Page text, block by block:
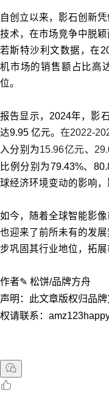
自创立以来，影石创新凭
技术，在市场竞争中脱
若斯特沙利文数据，在
机市场的销售额占比高
位。
报告显示，2024年，影
达9.95 亿元。 在2022-
入分别为15.96亿元、
比例分别为79.43%、
球经济环境变动的影响
如今，随着全球智能影
也迎来了前所未有的发
步巩固其行业地位，拓展
作者✎ 松饼/品牌方舟
声明：此文章版权归品
权请联系：